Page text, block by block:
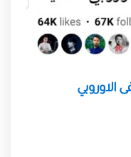
الاوروبي